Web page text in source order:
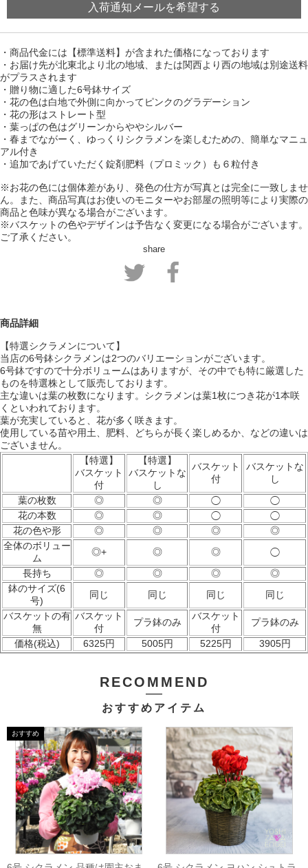
入荷通知メールを希望する
・商品代金には【標準送料】が含まれた価格になっております
・お届け先が北東北より北の地域、または関西より西の地域は別途送料
がプラスされます
・贈り物に適した6号鉢サイズ
・花の色は白地で外側に向かってピンクのグラデーション
・花の形はストレート型
・葉っぱの色はグリーンからややシルバー
・春までながーく、ゆっくりシクラメンを楽しむための、簡単なマニュ
アル付き
・追加であげていただく錠剤肥料（プロミック）も６粒付き
※お花の色には個体差があり、発色の仕方が写真とは完全に一致しませ
ん。また、商品写真はお使いのモニターやお部屋の照明等により実際の
商品と色味が異なる場合がございます。
※バスケットの色やデザインは予告なく変更になる場合がございます。
ご了承ください。
share
商品詳細
【特選シクラメンについて】
当店の6号鉢シクラメンは2つのバリエーションがございます。
6号鉢ですので十分ボリュームはありますが、その中でも特に厳選した
ものを特選株として販売しております。
主な違いは葉の枚数になります。シクラメンは葉1枚につき花が1本咲
くといわれております。
葉が充実していると、花が多く咲きます。
使用している苗や用土、肥料、どちらが長く楽しめるか、などの違いは
ございません。
【特選】
バスケット
付
【特選】
バスケットな
し
バスケット
付
バスケットな
し
葉の枚数
◎ ◎ ◯
◯
花の本数
◎ ◎ ◯
◯
花の色や形
◎ ◎ ◎
◎
全体のボリュー
ム
◎+ ◎ ◎
◯
長持ち
◎ ◎ ◎
◎
鉢のサイズ(6
号)
同じ 同じ 同じ
同じ
バスケットの有
無
バスケット
付
プラ鉢のみ
バスケット
付
プラ鉢のみ
価格(税込)
6325円 5005円 5225円 3905円
RECOMMEND
おすすめアイテム